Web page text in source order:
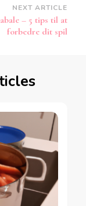
NEXT ARTICLE
– 5 tips til at
forbedre dit spil